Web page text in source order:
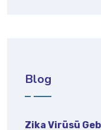
Blog
Zika Virüsü